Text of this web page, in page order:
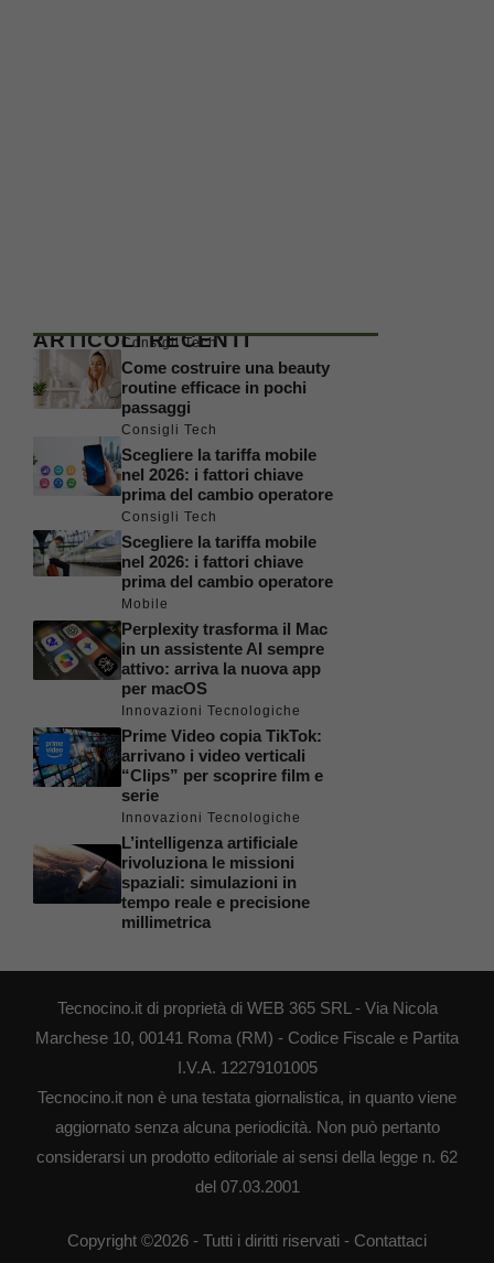
ARTICOLI RECENTI
Consigli Tech
Come costruire una beauty
routine efficace in pochi
passaggi
Consigli Tech
Scegliere la tariffa mobile
nel 2026: i fattori chiave
prima del cambio operatore
Consigli Tech
Scegliere la tariffa mobile
nel 2026: i fattori chiave
prima del cambio operatore
Mobile
Perplexity trasforma il Mac
in un assistente AI sempre
attivo: arriva la nuova app
per macOS
Innovazioni Tecnologiche
Prime Video copia TikTok:
arrivano i video verticali
“Clips” per scoprire film e
serie
Innovazioni Tecnologiche
L’intelligenza artificiale
rivoluziona le missioni
spaziali: simulazioni in
tempo reale e precisione
millimetrica
Tecnocino.it di proprietà di WEB 365 SRL - Via Nicola
Marchese 10, 00141 Roma (RM) - Codice Fiscale e Partita
I.V.A. 12279101005
Tecnocino.it non è una testata giornalistica, in quanto viene
aggiornato senza alcuna periodicità. Non può pertanto
considerarsi un prodotto editoriale ai sensi della legge n. 62
del 07.03.2001
Copyright ©2026 - Tutti i diritti riservati - Contattaci